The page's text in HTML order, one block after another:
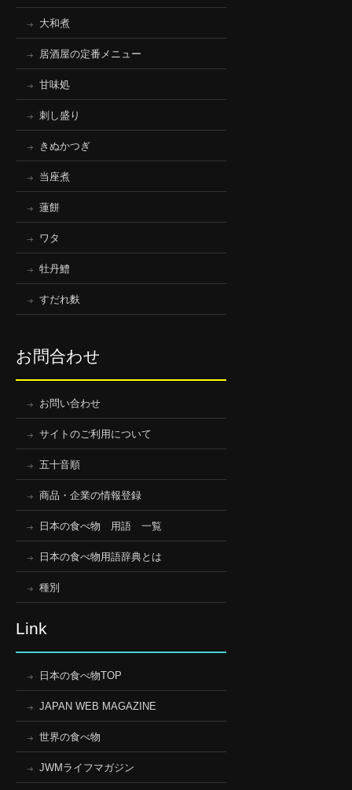
大和煮
居酒屋の定番メニュー
甘味処
刺し盛り
きぬかつぎ
当座煮
蓮餅
ワタ
牡丹鱧
すだれ麩
お問合わせ
お問い合わせ
サイトのご利用について
五十音順
商品・企業の情報登録
日本の食べ物 用語 一覧
日本の食べ物用語辞典とは
種別
Link
日本の食べ物TOP
JAPAN WEB MAGAZINE
世界の食べ物
JWMライフマガジン